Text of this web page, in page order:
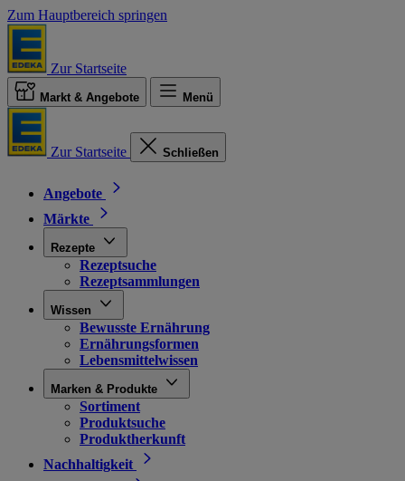
Zum Hauptbereich springen
Zur Startseite
Markt & Angebote Menü
Zur Startseite Schließen
Angebote
Märkte
Rezepte
Rezeptsuche
Rezeptsammlungen
Wissen
Bewusste Ernährung
Ernährungsformen
Lebensmittelwissen
Marken & Produkte
Sortiment
Produktsuche
Produktherkunft
Nachhaltigkeit